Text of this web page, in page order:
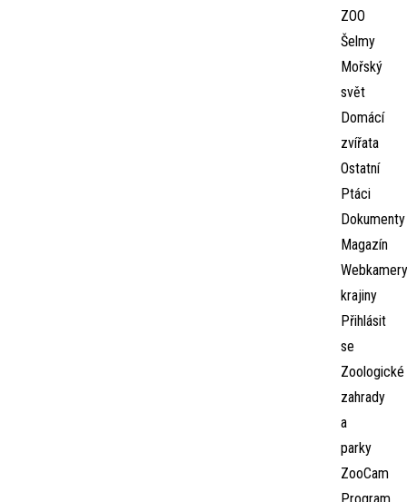
ZOO
Šelmy
Mořský
svět
Domácí
zvířata
Ostatní
Ptáci
Dokumenty
Magazín
Webkamery
krajiny
Přihlásit
se
Zoologické
zahrady
a
parky
ZooCam